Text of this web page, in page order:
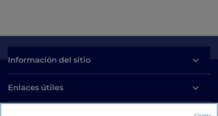
Información del sitio
Enlaces útiles